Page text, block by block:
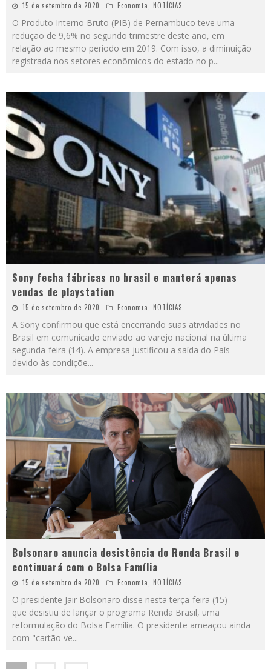
15 de setembro de 2020 Economia NOTÍCIAS
O Produto Interno Bruto (PIB) de Pernambuco teve uma
redução de 9,6% no segundo trimestre deste ano, em
relação ao mesmo período em 2019. Com isso, a diminuição
registrada nos setores econômicos do estado no p...
Sony fecha fábricas no brasil e manterá apenas
vendas de playstation
15 de setembro de 2020 Economia, NOTÍCIAS
A Sony confirmou que está encerrando suas atividades no
Brasil em comunicado enviado ao varejo nacional na última
segunda-feira (14). A empresa justificou a saída do País
devido às condiçõe...
Bolsonaro anuncia desistência do Renda Brasil e
continuará com o Bolsa Família
15 de setembro de 2020 Economia NOTÍCIAS
O presidente Jair Bolsonaro disse nesta terça-feira (15)
que desistiu de lançar o programa Renda Brasil, uma
reformulação do Bolsa Família. O presidente ameaçou ainda
com "cartão ve...